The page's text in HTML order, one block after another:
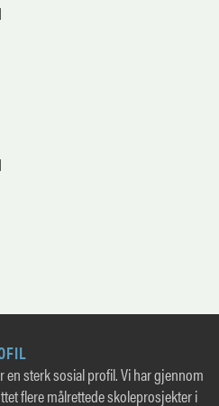
en sterk sosial profil. Vi har gjennom
flere målrettede skoleprosjekter i